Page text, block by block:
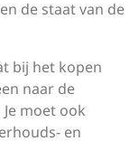
de staat van de
bij het kopen
naar de
moet ook
en